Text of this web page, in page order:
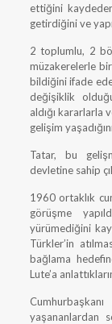
ettiğini
getirdiğini ve
2 toplumlu, 2
müzakerelerle
bildiğini ifade
değişiklik
aldığı kararlarla
gelişim
Tatar, bu
devletine sahip
1960 ortaklık
görüşme
yürümediğini
Türkler’in
bağlama
Lute’a
yaşananlardan